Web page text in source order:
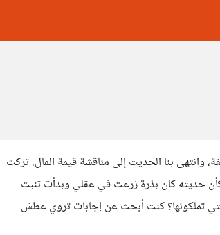
وانتهى بنا الحديث إلى مناقشة قيمة المال. تركت
حديثه كان بذرة زرعت في عقلي وبدأت تنبت
تملكونها؟ كنت أبحث عن إجابات تروي عطش